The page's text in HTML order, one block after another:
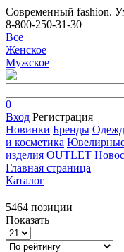
Современный fashion.
8-800-250-31-30
Все
Женское
Мужское
0
Вход Регистрация
Новинки Бренды
и косметика
изделия OUTLET
Главная страница
Каталог
5464 позиции
Показать